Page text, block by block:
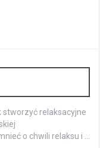
stworzyć relaksacyjne
o chwili relaksu i …